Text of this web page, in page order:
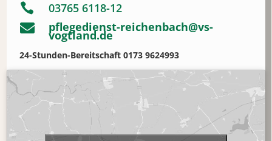

03765 6118-12

pflegedienst-reichenbach@vs-
vogtland.de
24-Stunden-Bereitschaft 0173 9624993